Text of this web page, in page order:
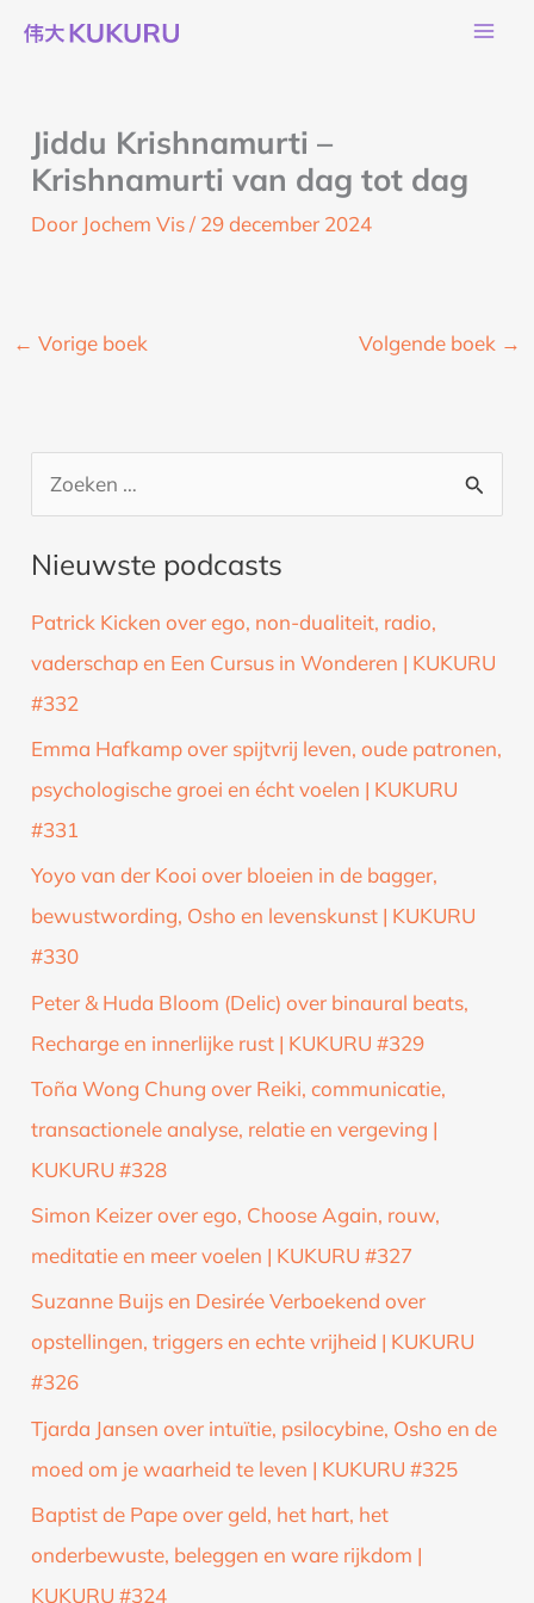
naar
Jiddu Krishnamurti –
Krishnamurti van dag tot dag
Door Jochem Vis/ 29 december 2024
← Vorige boek Volgende boek →
e
k
a
Nieuwste podcasts
Patrick Kicken over ego, non-dualiteit, radio,
vaderschap en Een Cursus in Wonderen | KUKURU
#332
Emma Hafkamp over spijtvrij leven, oude patronen,
psychologische groei en écht voelen | KUKURU
#331
Yoyo van der Kooi over bloeien in de bagger,
bewustwording, Osho en levenskunst | KUKURU
#330
Peter & Huda Bloom (Delic) over binaural beats,
Recharge en innerlijke rust | KUKURU #329
Toña Wong Chung over Reiki, communicatie,
transactionele analyse, relatie en vergeving |
KUKURU #328
Simon Keizer over ego, Choose Again, rouw,
meditatie en meer voelen | KUKURU #327
Suzanne Buijs en Desirée Verboekend over
opstellingen, triggers en echte vrijheid | KUKURU
#326
Tjarda Jansen over intuïtie, psilocybine, Osho en de
moed om je waarheid te leven | KUKURU #325
Baptist de Pape over geld, het hart, het
onderbewuste, beleggen en ware rijkdom |
KUKURU #324